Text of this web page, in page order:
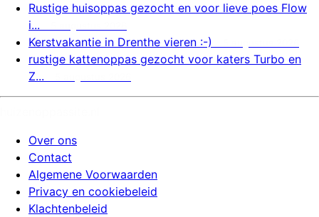
Rustige huisoppas gezocht en voor lieve poes Flow
i...
Kerstvakantie in Drenthe vieren :-)
rustige kattenoppas gezocht voor katers Turbo en
Z...
Over ons
Contact
Algemene Voorwaarden
Privacy en cookiebeleid
Klachtenbeleid